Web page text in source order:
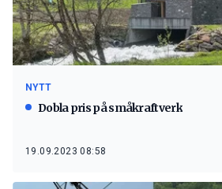
NYTT
Dobla pris på småkraftverk
19.09.2023 08:58